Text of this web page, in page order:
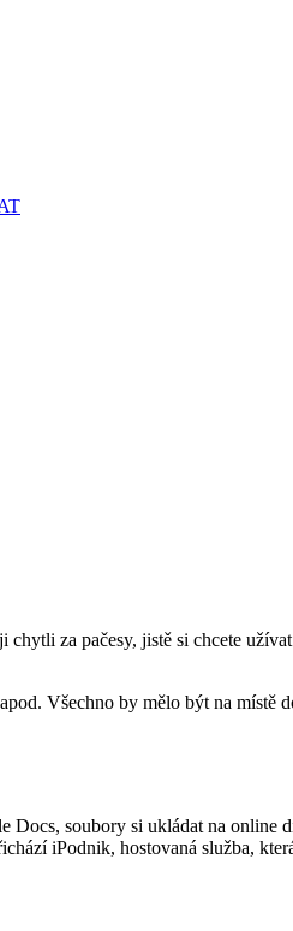
za pačesy, jistě si chcete
Všechno by mělo být na místě
Docs, soubory si ukládat na
iPodnik, hostovaná služba,